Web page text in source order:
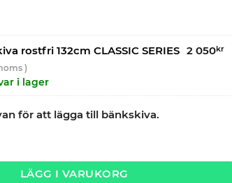
rostfri 132cm CLASSIC SERIES 2 050kr
)
i lager
för att lägga till bänkskiva.
LÄGG I VARUKORG